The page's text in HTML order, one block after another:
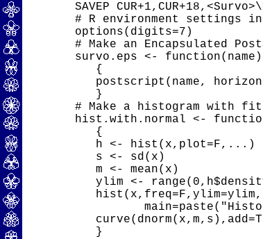
SAVEP
# R environment settings in
options(digits=7)
# Make an Encapsulated
survo.eps <- function(name)
   {
postscript(name,
   }
# Make a histogram with
hist.with.normal <-
   {
   h <- hist(x,plot=F,...)
   s <- sd(x)
   m <- mean(x)
ylim <-
   }